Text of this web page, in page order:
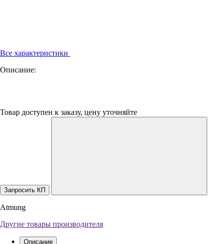
Все характеристики
Описание:
Товар доступен к заказу, цену уточняйте
Запросить КП
Atmung
Другие товары производителя
Описание